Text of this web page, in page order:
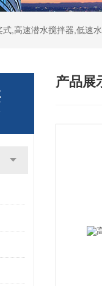
,高速潜水搅拌器,低速
产品展